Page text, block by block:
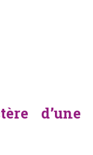
d’une